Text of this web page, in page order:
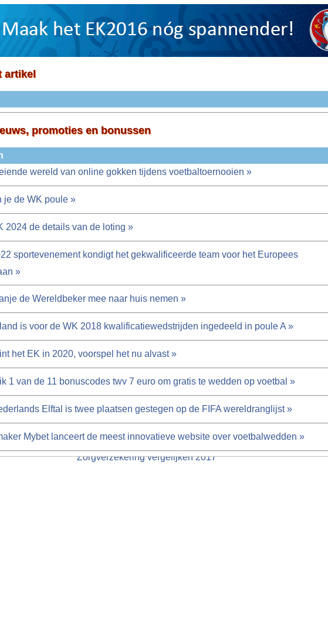
artikel
promoties en bonussen
wereld van online gokken tijdens voetbaltoernooien »
je de WK poule »
2024 de details van de loting »
sportevenement kondigt het gekwalificeerde team voor het Europees
»
de Wereldbeker mee naar huis nemen »
is voor de WK 2018 kwalificatiewedstrijden ingedeeld in poule A »
het EK in 2020, voorspel het nu alvast »
1 van de 11 bonuscodes twv 7 euro om gratis te wedden op voetbal »
Elftal is twee plaatsen gestegen op de FIFA wereldranglijst »
Mybet lanceert de meest innovatieve website over voetbalwedden »